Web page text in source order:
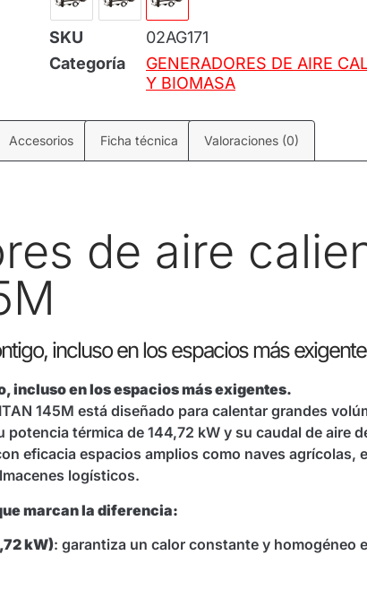
SKU
02AG171
Categoría
GENERADORES DE AIRE
Y BIOMASA
Accesorios Ficha técnica Valoraciones (0)
de aire
incluso en los espacios más
incluso en los espacios más exigentes.
145M está diseñado para calentar grandes
potencia térmica de 144,72 kW y su caudal de aire
eficacia espacios amplios como naves agrícolas,
logísticos.
marcan la diferencia:
kW): garantiza un calor constante y homogéneo